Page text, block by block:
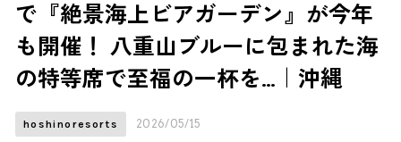
で『絶景海上ビアガーデン』が今年
も開催！ 八重山ブルーに包まれた海
の特等席で至福の一杯を…｜沖縄
hoshinoresorts 2026/05/15